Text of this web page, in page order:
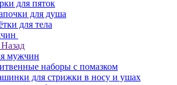
для пяток
для душа
для тела
Назад
мужчин
наборы с помазком
для стрижки в носу и ушах